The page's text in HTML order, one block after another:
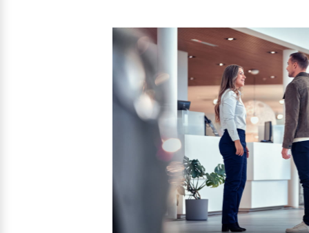
Mehr erfahren
Mehr erfahren
Finanzierung & Leasing